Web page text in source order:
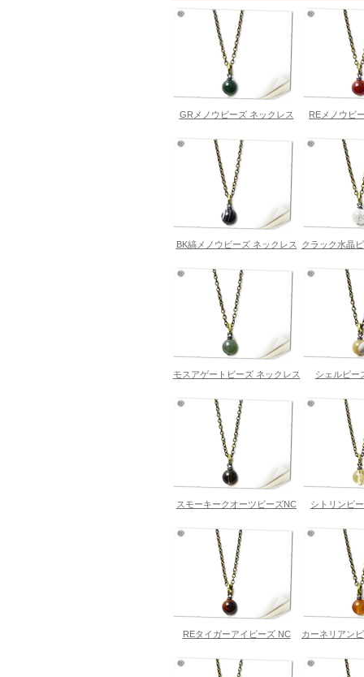
GRメノウビーズ ネックレス REメノウビ
BK縞メノウビーズ ネックレス クラック水晶
モスアゲートビーズ ネックレス シェルビー
スモーキークオーツビーズNC シトリンビ
REタイガーアイビーズ NC カーネリアン